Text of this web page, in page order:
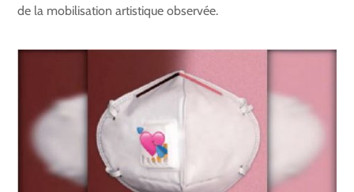
de la mobilisation artistique observée.